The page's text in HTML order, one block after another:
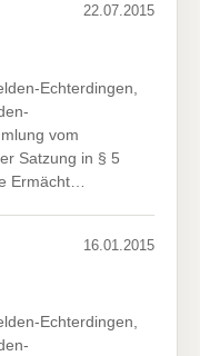
22.07.2015
Echterdingen,
vom
Satzung in § 5
Ermächt…
16.01.2015
Echterdingen,